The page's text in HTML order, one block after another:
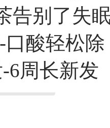
告别了失
口酸轻松除
6周长新发